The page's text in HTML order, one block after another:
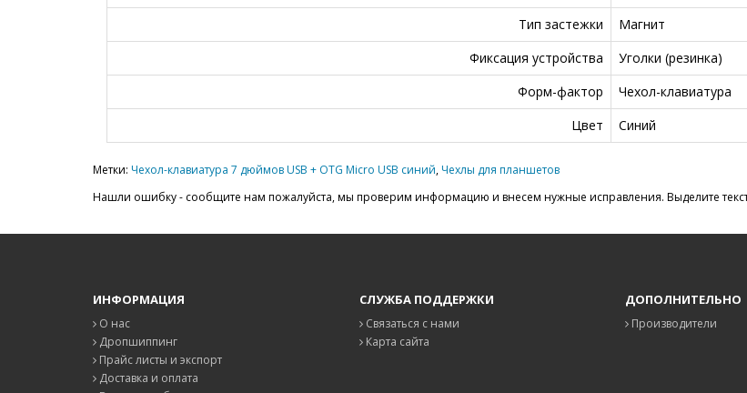
Тип застежки
Магнит
Фиксация устройства
Уголки (резинка)
Форм-фактор
Чехол-клавиатура
Цвет
Синий
Метки: Чехол-клавиатура 7 дюймов USB + OTG Micro USB синий,Чехлы для планшетов
Нашли ошибку - сообщите нам пожалуйста, мы проверим информацию и внесем нужные исправления. Выделите текст
ИНФОРМАЦИЯ
О нас
Дропшиппинг
Прайс листы и экспорт
Доставка и оплата
СЛУЖБА ПОДДЕРЖКИ
Связаться с нами
Карта сайта
ДОПОЛНИТЕЛЬНО
Производители